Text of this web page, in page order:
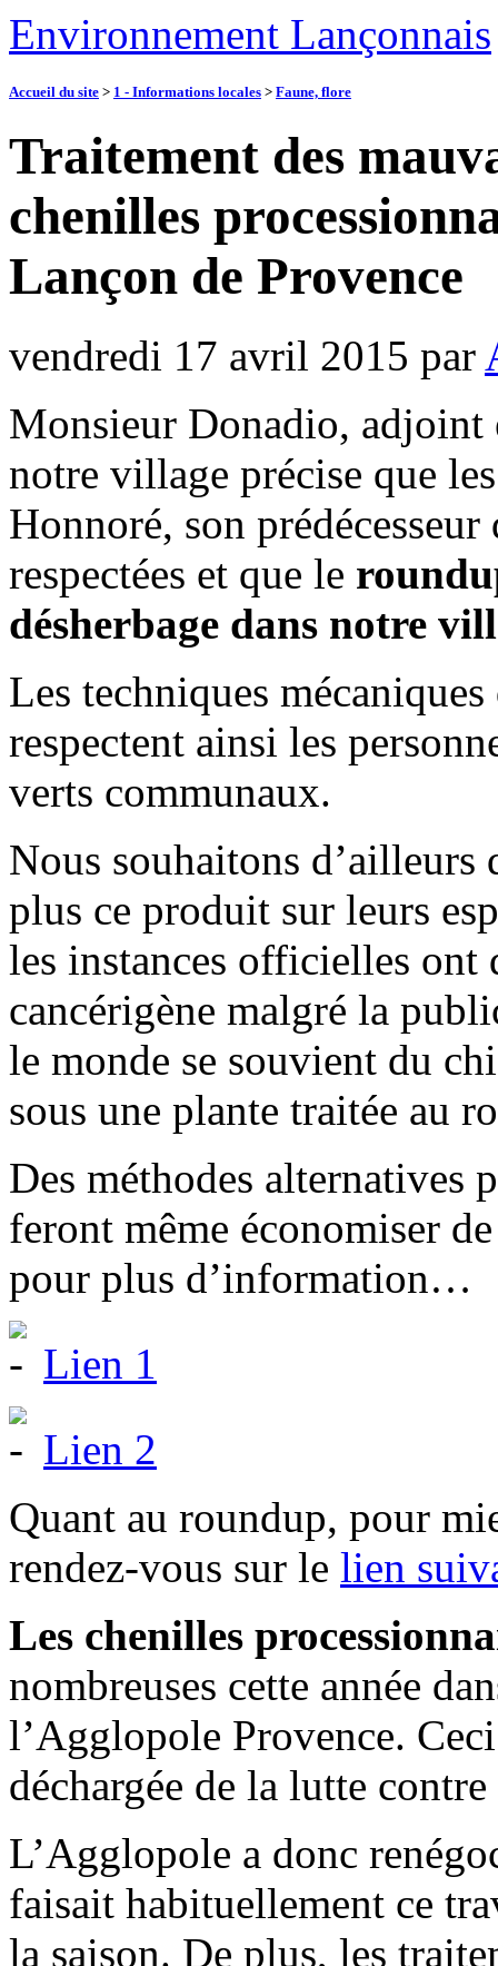
Environnement Lançonnais
Accueil du site > 1 - Informations locales > Faune, flore
Traitement des
chenilles
Lançon de Provence
vendredi 17 avril 2015 par
Monsieur Donadio, adjoint
notre village précise que
Honnoré, son
respectées et que le
désherbage dans notre
Les techniques
respectent ainsi les
verts communaux.
Nous souhaitons
plus ce produit sur leurs
les instances officielles ont
cancérigène malgré la
le monde se souvient du
sous une plante traitée au
Des méthodes alternatives
feront même économiser
pour plus d’information…
Lien 1
Lien 2
Quant au roundup, pour
rendez-vous sur le lien
Les chenilles
nombreuses cette année
l’Agglopole Provence.
déchargée de la lutte
L’Agglopole a donc
faisait habituellement ce
la saison. De plus, les